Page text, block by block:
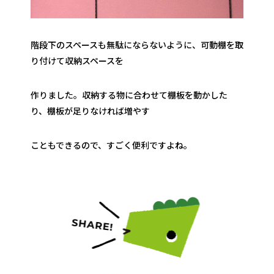
階段下のスペースも無駄にならないように、可動棚を取
り付けて収納スペースを
作りました。収納する物に合わせて棚板を動かした
り、棚板が足りなければ増やす
こともできるので、すごく便利ですよね。